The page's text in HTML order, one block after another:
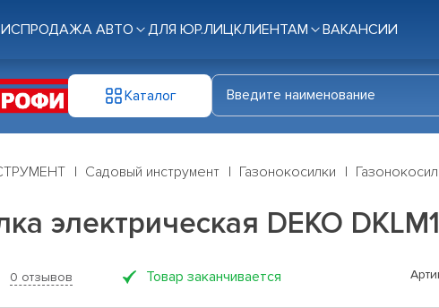
ПРОДАЖА АВТО ДЛЯ ЮР.ЛИЦКЛИЕНТАМ ВАКАНСИИ
Каталог
Садовый инструмент Газонокосилки
электрическая DEKO
0 отзывов Товар заканчивается